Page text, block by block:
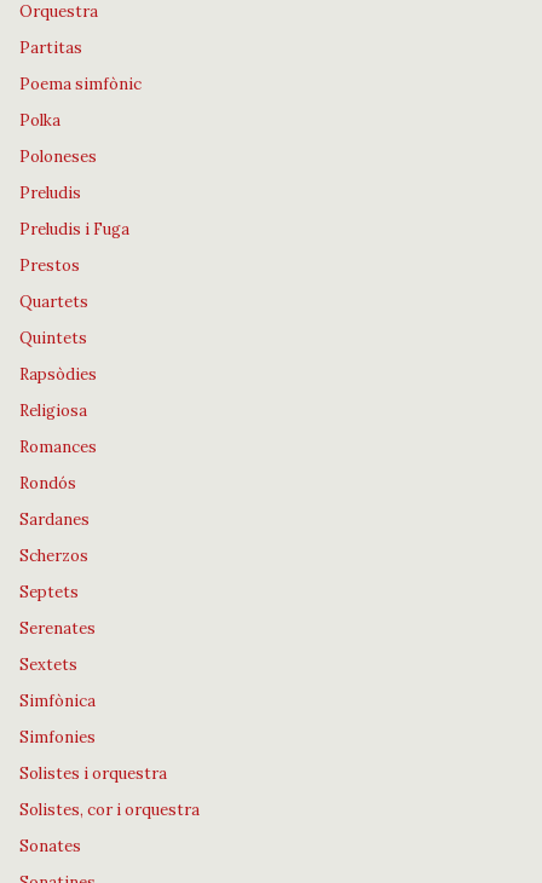
Orquestra
Partitas
Poema simfònic
Polka
Poloneses
Preludis
Preludis i Fuga
Prestos
Quartets
Quintets
Rapsòdies
Religiosa
Romances
Rondós
Sardanes
Scherzos
Septets
Serenates
Sextets
Simfònica
Simfonies
Solistes i orquestra
Solistes, cor i orquestra
Sonates